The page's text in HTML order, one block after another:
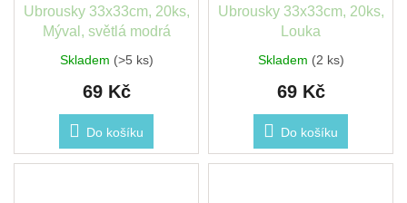
Ubrousky 33x33cm, 20ks,
Mýval, světlá modrá
Skladem (>5 ks)
69 Kč
Do košíku
Ubrousky 33x33cm, 20ks,
Louka
Skladem (2 ks)
69 Kč
Do košíku